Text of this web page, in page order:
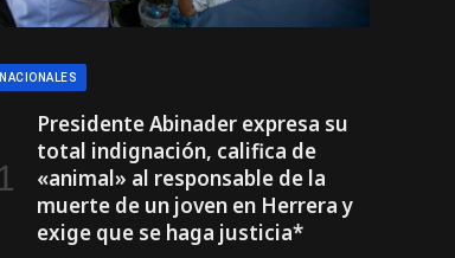
NACIONALES
Presidente Abinader expresa su
total indignación, califica de
«animal» al responsable de la
muerte de un joven en Herrera y
exige que se haga justicia*